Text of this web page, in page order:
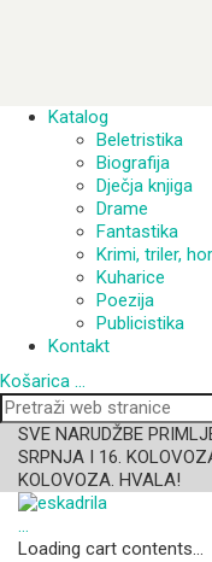
Katalog
Beletristika
Biografija
Dječja knjiga
Drame
Fantastika
Krimi, triler,
Kuharice
Poezija
Publicistika
Kontakt
Košarica
SVE NARUDŽBE
SRPNJA I 16.
KOLOVOZA. HVALA!
…
Loading cart contents...